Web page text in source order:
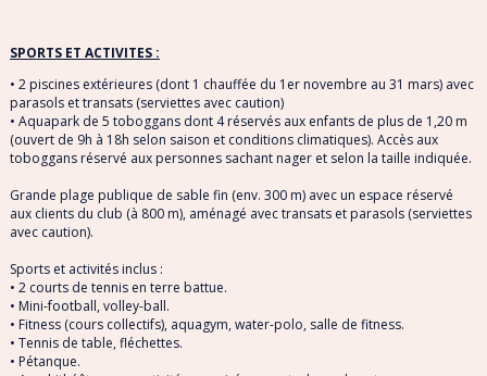
SPORTS ET ACTIVITES :
• 2 piscines extérieures (dont 1 chauffée du 1er novembre au 31 mars) avec
parasols et transats (serviettes avec caution)
• Aquapark de 5 toboggans dont 4 réservés aux enfants de plus de 1,20 m
(ouvert de 9h à 18h selon saison et conditions climatiques). Accès aux
toboggans réservé aux personnes sachant nager et selon la taille indiquée.
Grande plage publique de sable fin (env. 300 m) avec un espace réservé
aux clients du club (à 800 m), aménagé avec transats et parasols (serviettes
avec caution).
Sports et activités inclus :
• 2 courts de tennis en terre battue.
• Mini-football, volley-ball.
• Fitness (cours collectifs), aquagym, water-polo, salle de fitness.
• Tennis de table, fléchettes.
• Pétanque.